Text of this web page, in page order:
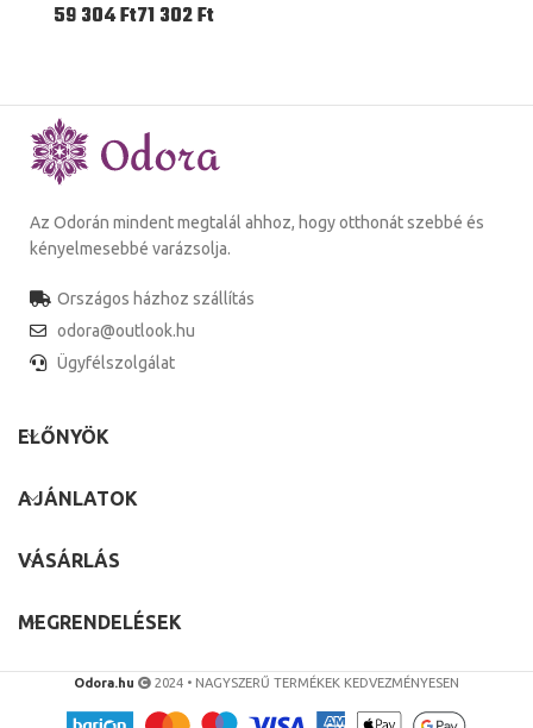
Ft Ft
Az Odorán mindent megtalál ahhoz, hogy otthonát szebbé és
kényelmesebbé varázsolja.
Országos házhoz szállítás
odora@outlook.hu
Ügyfélszolgálat
ELŐNYÖK
AJÁNLATOK
VÁSÁRLÁS
MEGRENDELÉSEK
Odora.hu 2024 • NAGYSZERŰ TERMÉKEK KEDVEZMÉNYESEN